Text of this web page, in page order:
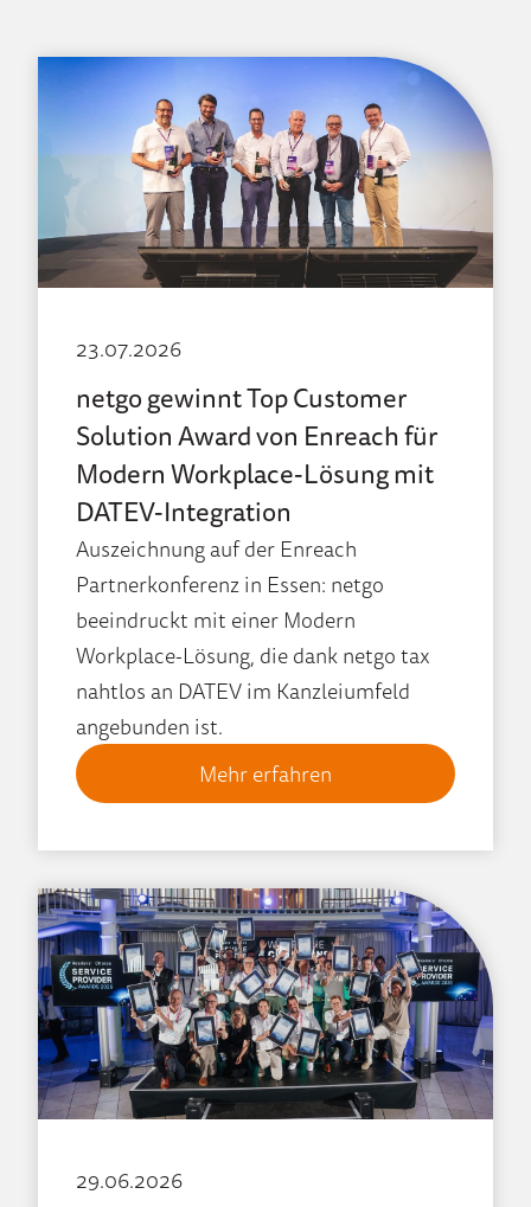
23.07.2026
netgo gewinnt Top Customer
Solution Award von Enreach für
Modern Workplace-Lösung mit
DATEV-Integration
Auszeichnung auf der Enreach
Partnerkonferenz in Essen: netgo
beeindruckt mit einer Modern
Workplace-Lösung, die dank netgo tax
nahtlos an DATEV im Kanzleiumfeld
angebunden ist.
Mehr erfahren
29.06.2026